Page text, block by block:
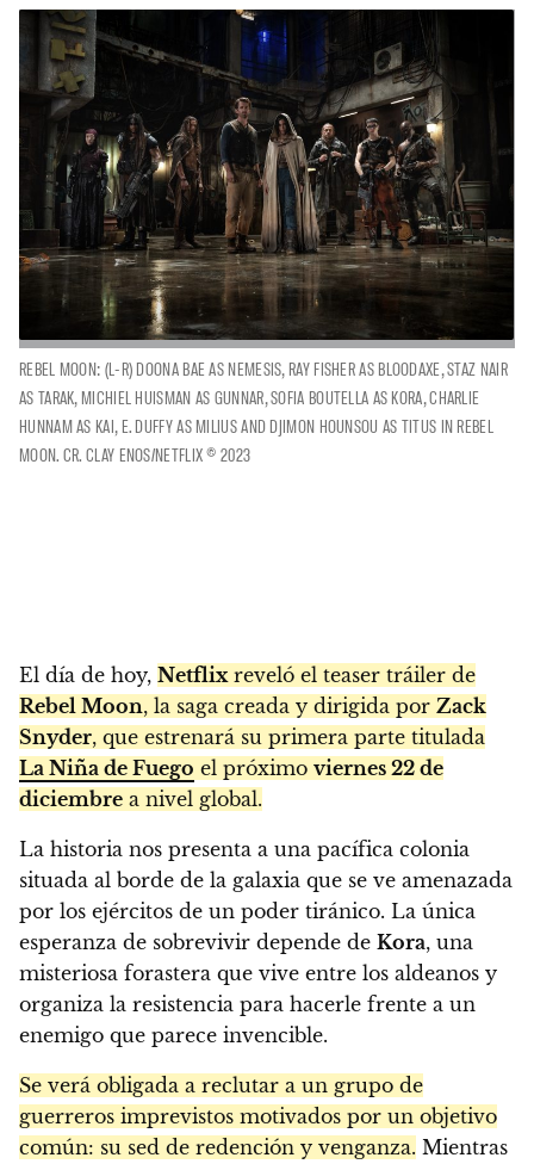
REBEL MOON: (L-R) DOONA BAE AS NEMESIS, RAY FISHER AS BLOODAXE, STAZ NAIR
AS TARAK, MICHIEL HUISMAN AS GUNNAR, SOFIA BOUTELLA AS KORA, CHARLIE
HUNNAM AS KAI, E. DUFFY AS MILIUS AND DJIMON HOUNSOU AS TITUS IN REBEL
MOON. CR. CLAY ENOS/NETFLIX © 2023
El día de hoy, Netflix reveló el teaser tráiler de
Rebel Moon, la saga creada y dirigida por Zack
Snyder, que estrenará su primera parte titulada
La Niña de Fuego el próximo viernes 22 de
diciembre a nivel global.
La historia nos presenta a una pacífica colonia
situada al borde de la galaxia que se ve amenazada
por los ejércitos de un poder tiránico. La única
esperanza de sobrevivir depende de Kora, una
misteriosa forastera que vive entre los aldeanos y
organiza la resistencia para hacerle frente a un
enemigo que parece invencible.
Se verá obligada a reclutar a un grupo de
guerreros imprevistos motivados por un objetivo
común: su sed de redención y venganza. Mientras